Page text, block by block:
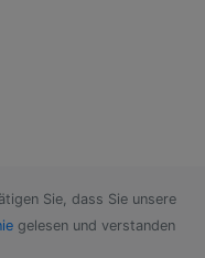
Sie, dass Sie unsere
gelesen und verstanden